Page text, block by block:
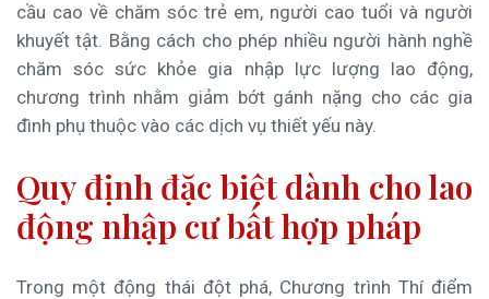
cầu cao về chăm sóc trẻ em, người cao tuổi và người
khuyết tật. Bằng cách cho phép nhiều người hành nghề
chăm sóc sức khỏe gia nhập lực lượng lao động,
chương trình nhằm giảm bớt gánh nặng cho các gia
đình phụ thuộc vào các dịch vụ thiết yếu này.
Quy định đặc biệt dành cho lao
động nhập cư bất hợp pháp
Trong một động thái đột phá, Chương trình Thí điểm